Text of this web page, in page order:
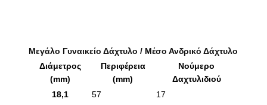
Μεγάλο Γυναικείο Δάχτυλο / Μέσο Ανδρικό Δάχτυλο
Διάμετρος
(mm)
Περιφέρεια
(mm)
Νούμερο
Δαχτυλιδιού
18,1
57
17